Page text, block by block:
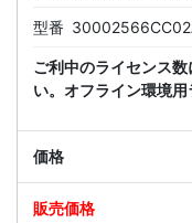
型番
ご利中のライセンス
い。オフライン環境用